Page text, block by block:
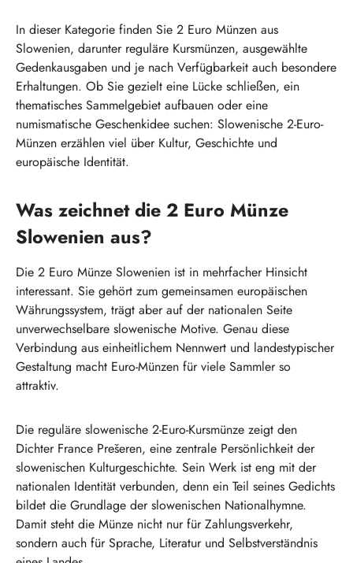
In dieser Kategorie finden Sie 2 Euro Münzen aus
Slowenien, darunter reguläre Kursmünzen, ausgewählte
Gedenkausgaben und je nach Verfügbarkeit auch besondere
Erhaltungen. Ob Sie gezielt eine Lücke schließen, ein
thematisches Sammelgebiet aufbauen oder eine
numismatische Geschenkidee suchen: Slowenische 2-Euro-
Münzen erzählen viel über Kultur, Geschichte und
europäische Identität.
Was zeichnet die 2 Euro Münze
Slowenien aus?
Die 2 Euro Münze Slowenien ist in mehrfacher Hinsicht
interessant. Sie gehört zum gemeinsamen europäischen
Währungssystem, trägt aber auf der nationalen Seite
unverwechselbare slowenische Motive. Genau diese
Verbindung aus einheitlichem Nennwert und landestypischer
Gestaltung macht Euro-Münzen für viele Sammler so
attraktiv.
Die reguläre slowenische 2-Euro-Kursmünze zeigt den
Dichter France Prešeren, eine zentrale Persönlichkeit der
slowenischen Kulturgeschichte. Sein Werk ist eng mit der
nationalen Identität verbunden, denn ein Teil seines Gedichts
bildet die Grundlage der slowenischen Nationalhymne.
Damit steht die Münze nicht nur für Zahlungsverkehr,
sondern auch für Sprache, Literatur und Selbstverständnis